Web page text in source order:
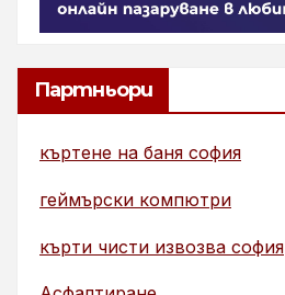
Партньори
къртене на баня софия
геймърски компютри
кърти чисти извозва софия